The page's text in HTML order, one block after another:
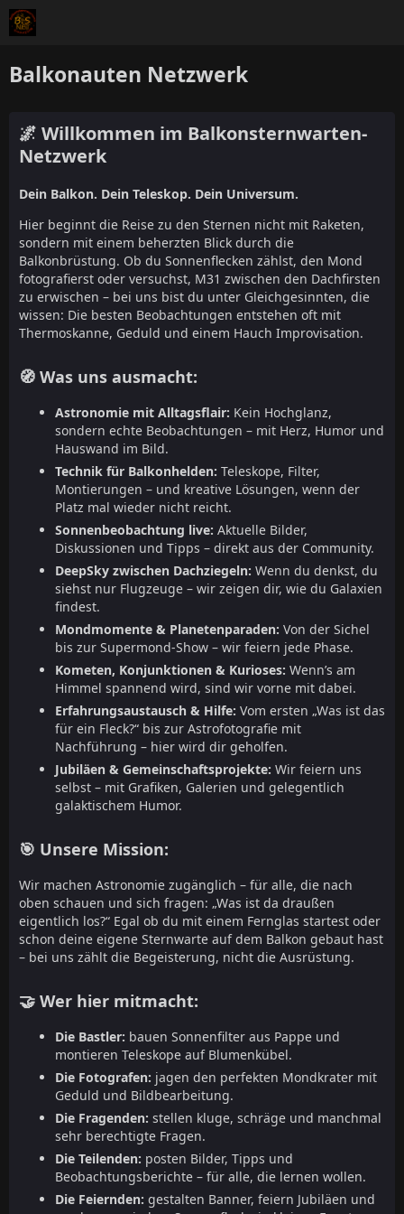
Balkonauten Netzwerk
🌌 Willkommen im Balkonsternwarten-
Netzwerk
Dein Balkon. Dein Teleskop. Dein Universum.
Hier beginnt die Reise zu den Sternen nicht mit Raketen,
sondern mit einem beherzten Blick durch die
Balkonbrüstung. Ob du Sonnenflecken zählst, den Mond
fotografierst oder versuchst, M31 zwischen den Dachfirsten
zu erwischen – bei uns bist du unter Gleichgesinnten, die
wissen: Die besten Beobachtungen entstehen oft mit
Thermoskanne, Geduld und einem Hauch Improvisation.
🧭 Was uns ausmacht:
Astronomie mit Alltagsflair: Kein Hochglanz,
sondern echte Beobachtungen – mit Herz, Humor und
Hauswand im Bild.
Technik für Balkonhelden: Teleskope, Filter,
Montierungen – und kreative Lösungen, wenn der
Platz mal wieder nicht reicht.
Sonnenbeobachtung live: Aktuelle Bilder,
Diskussionen und Tipps – direkt aus der Community.
DeepSky zwischen Dachziegeln: Wenn du denkst, du
siehst nur Flugzeuge – wir zeigen dir, wie du Galaxien
findest.
Mondmomente & Planetenparaden: Von der Sichel
bis zur Supermond-Show – wir feiern jede Phase.
Kometen, Konjunktionen & Kurioses: Wenn’s am
Himmel spannend wird, sind wir vorne mit dabei.
Erfahrungsaustausch & Hilfe: Vom ersten „Was ist das
für ein Fleck?“ bis zur Astrofotografie mit
Nachführung – hier wird dir geholfen.
Jubiläen & Gemeinschaftsprojekte: Wir feiern uns
selbst – mit Grafiken, Galerien und gelegentlich
galaktischem Humor.
🎯 Unsere Mission:
Wir machen Astronomie zugänglich – für alle, die nach
oben schauen und sich fragen: „Was ist da draußen
eigentlich los?“ Egal ob du mit einem Fernglas startest oder
schon deine eigene Sternwarte auf dem Balkon gebaut hast
– bei uns zählt die Begeisterung, nicht die Ausrüstung.
🤝 Wer hier mitmacht:
Die Bastler: bauen Sonnenfilter aus Pappe und
montieren Teleskope auf Blumenkübel.
Die Fotografen: jagen den perfekten Mondkrater mit
Geduld und Bildbearbeitung.
Die Fragenden: stellen kluge, schräge und manchmal
sehr berechtigte Fragen.
Die Teilenden: posten Bilder, Tipps und
Beobachtungsberichte – für alle, die lernen wollen.
Die Feiernden: gestalten Banner, feiern Jubiläen und